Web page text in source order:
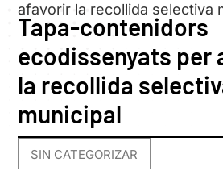
afavorir la recollida selectiva
Tapa-contenidors
ecodissenyats per
la recollida
municipal
SIN CATEGORIZAR